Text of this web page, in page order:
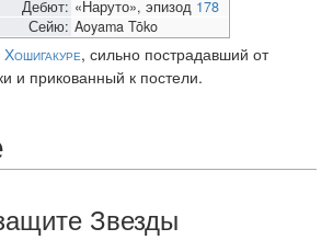
Дебют: «Наруто», эпизод 178
Сейю: Aoyama Tōko
Хошигакуре, сильно пострадавший от
и прикованный к постели.
Звезды